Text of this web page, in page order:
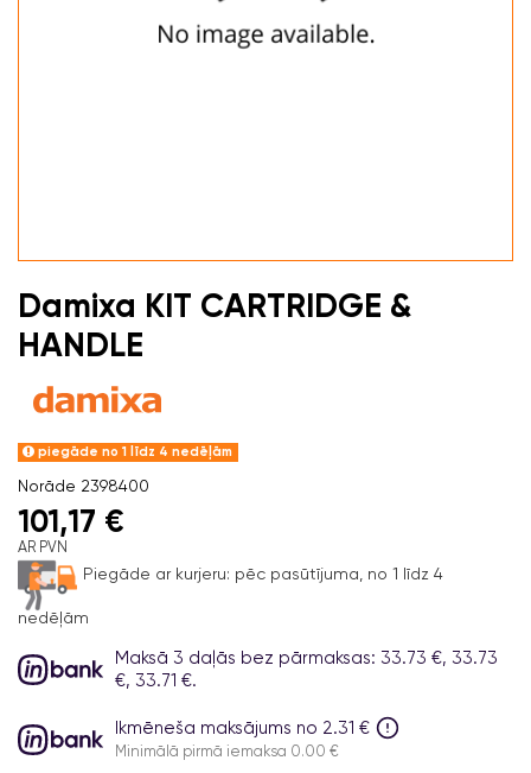
Damixa KIT CARTRIDGE &
HANDLE
piegāde no 1 līdz 4 nedēļām
Norāde 2398400
101,17 €
AR PVN
Piegāde ar kurjeru: pēc pasūtījuma, no 1 līdz 4
nedēļām
Maksā 3 daļās bez pārmaksas: 33.73 €, 33.73
€, 33.71 €.
Ikmēneša maksājums no 2.31 €
Minimālā pirmā iemaksa 0.00 €